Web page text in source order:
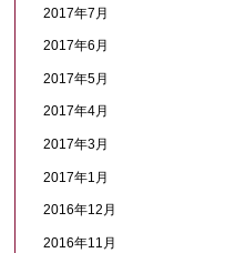
2017年7月
2017年6月
2017年5月
2017年4月
2017年3月
2017年1月
2016年12月
2016年11月